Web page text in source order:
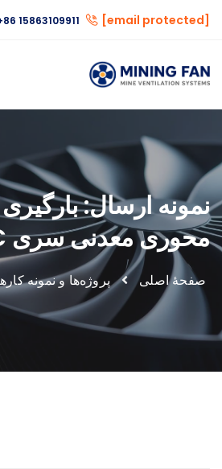
[email protected]
15863109911
نمونه ارسال:
محوری معدنی سری FBC
صفحهٔ اصلی پروژه‌ها و نمونه